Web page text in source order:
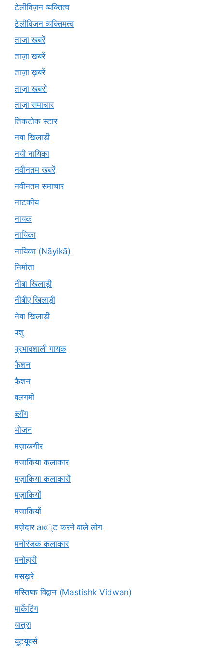
टेलीविज़न व्यक्तित्व
टेलीविजन व्यक्तिमत्व
ताजा खबरें
ताज़ा खबरें
ताज़ा ख़बरें
ताज़ा खबरों
ताज़ा समाचार
तिकटोक स्टार
नबा खिलाड़ी
नयी नायिका
नवीनतम खबरें
नवीनतम समाचार
नाटकीय
नायक
नायिका
नायिका (Nāyikā)
निर्माता
नीबा खिलाड़ी
नीबीए खिलाड़ी
नेबा खिलाड़ी
पशु
प्रभावशाली गायक
फैशन
फ़ैशन
बलगमी
ब्लॉग
भोजन
मज़ाकगीर
मजाकिया कलाकार
मज़ाकिया कलाकारों
मज़ाकियों
मजाकियों
मज़ेदार ак्ट करने वाले लोग
मनोरंजक कलाकार
मनोहारी
मसख़रे
मस्तिष्क विद्वान (Mastishk Vidwan)
मार्केटिंग
यात्रा
यूटयूबर्स